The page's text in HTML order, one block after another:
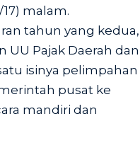
malam.
tahun yang kedua,
Pajak Daerah dan
isinya pelimpahan
pusat ke
mandiri dan